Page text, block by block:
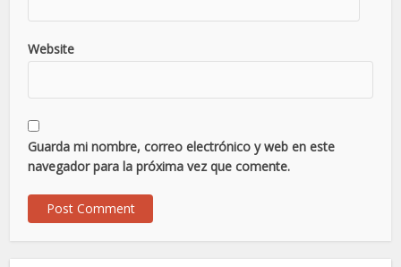
Website
Guarda mi nombre, correo electrónico y web en este
navegador para la próxima vez que comente.